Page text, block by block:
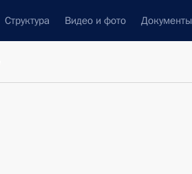
Структура Видео и фото Документы